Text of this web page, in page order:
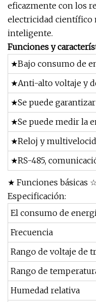
eficazmente con los
electricidad científico
inteligente.
Funciones y
★Bajo consumo de
★Anti-alto voltaje y
★Se puede
★Se puede medir la
★Reloj y
★RS-485,
★ Funciones básicas
Especificación:
El consumo de
Frecuencia
Rango de voltaje de
Rango de
Humedad relativa